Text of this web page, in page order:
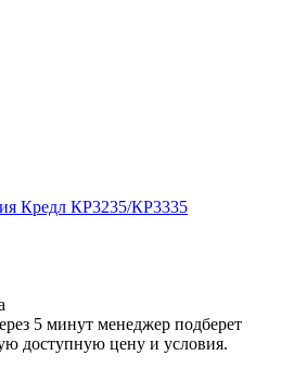
Кредл КР3235/КР3335
5 минут менеджер подберет
доступную цену и условия.